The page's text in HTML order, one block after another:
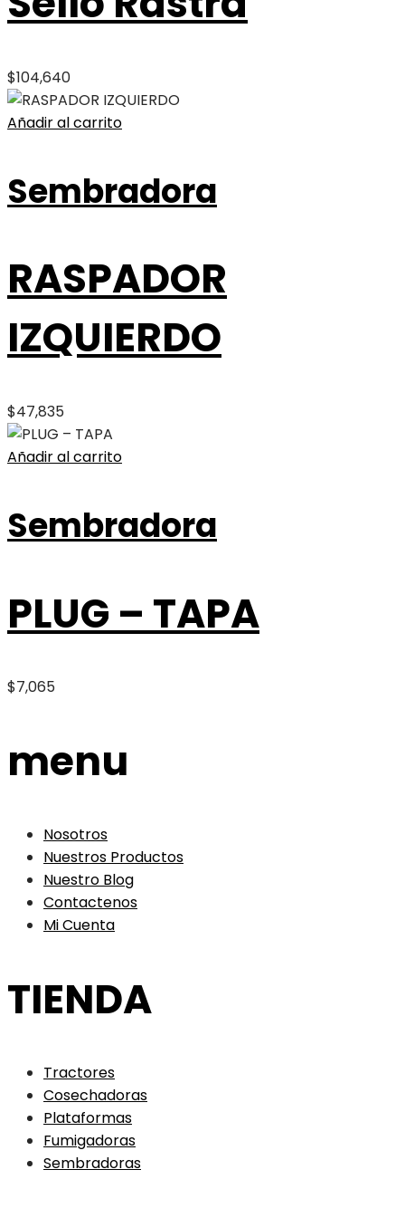
$104,640
Añadir al carrito
Sembradora
RASPADOR
IZQUIERDO
$47,835
Añadir al carrito
Sembradora
PLUG – TAPA
$7,065
menu
Nosotros
Nuestros Productos
Nuestro Blog
Contactenos
Mi Cuenta
TIENDA
Tractores
Cosechadoras
Plataformas
Fumigadoras
Sembradoras